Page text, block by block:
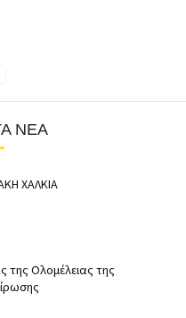
ΝΈΑ
ΧΑΛΚΙΑ
της Ολομέλειας της